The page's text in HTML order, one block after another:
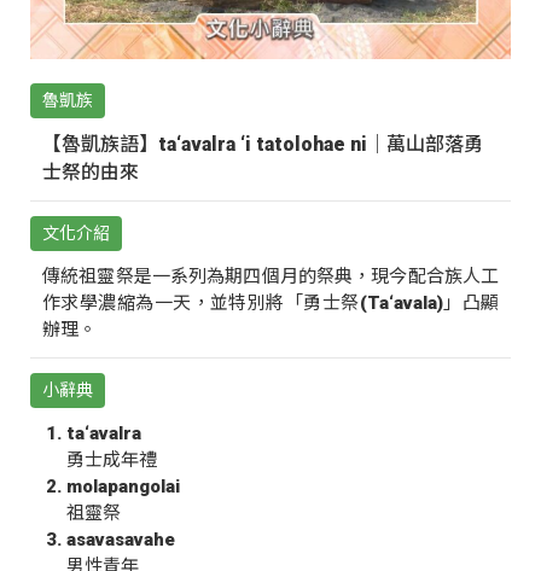
魯凱族
【魯凱族語】ta‘avalra ‘i tatolohae ni｜萬山部落勇
士祭的由來
文化介紹
傳統祖靈祭是一系列為期四個月的祭典，現今配合族人工
作求學濃縮為一天，並特別將「勇士祭(Ta‘avala)」凸顯
辦理。
小辭典
ta‘avalra
勇士成年禮
molapangolai
祖靈祭
asavasavahe
男性青年